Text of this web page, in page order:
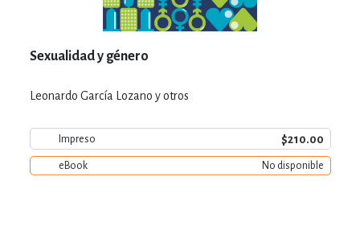
Sexualidad y género
Leonardo García Lozano y otros
Impreso $210.00
eBook No disponible